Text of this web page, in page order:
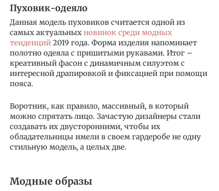
Пуховик-одеяло
Данная модель пуховиков считается одной из
самых актуальных новинок среди модных
тенденций 2019 года. Форма изделия напоминает
полотно одеяла с пришитыми рукавами. Итог –
креативный фасон с динамичным силуэтом с
интересной драпировкой и фиксацией при помощи
пояса.
Воротник, как правило, массивный, в который
можно спрятать лицо. Зачастую дизайнеры стали
создавать их двусторонними, чтобы их
обладательницы имели в своем гардеробе не одну
стильную модель, а целых две.
Модные образы